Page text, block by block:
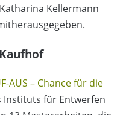
Kellermann
AUS – Chance für die
Instituts für Entwerfen